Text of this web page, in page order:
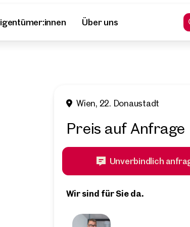
Über uns
Wien, 22. Donaustadt
Preis auf Anfrage
Unverbindlich
Wir sind für Sie da.